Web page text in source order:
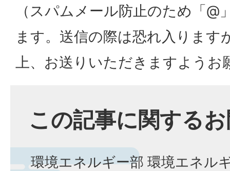
（スパムメール防止のため「
ます。送信の際は恐れ入ります
上、お送りいただきますようお
この記事に関する
環境エネルギー部 環境エネル